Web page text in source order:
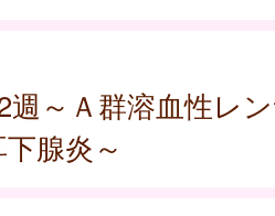
週～Ａ群溶血性レ
腺炎～